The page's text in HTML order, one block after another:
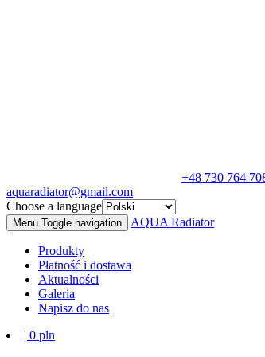
+48 730 764
aquaradiator@gmail.com
Choose a language
Menu Toggle navigation AQUA Radiator
Produkty
Płatność i dostawa
Aktualności
Galeria
Napisz do nas
| 0 pln